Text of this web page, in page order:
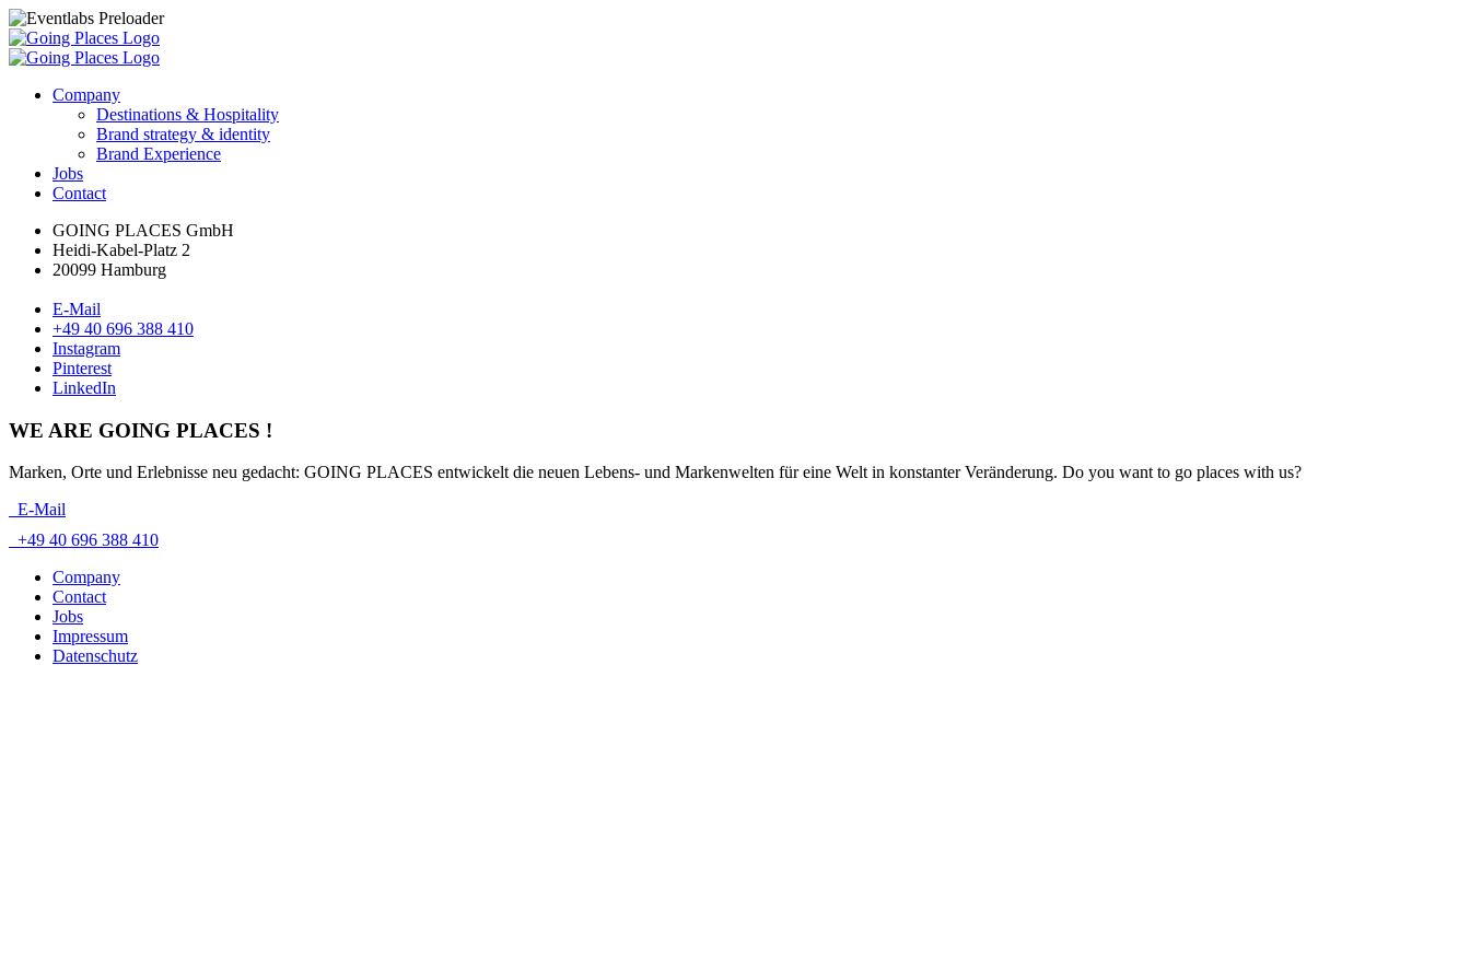
Company
Destinations & Hospitality
Brand strategy & identity
Brand Experience
Jobs
Contact
GOING PLACES GmbH
Heidi-Kabel-Platz 2
20099 Hamburg
E-Mail
+49 40 696 388 410
Instagram
Pinterest
LinkedIn
WE ARE GOING PLACES !
Marken, Orte und Erlebnisse neu gedacht: GOING PLACES entwickelt die neuen Lebens- und Markenwelten für eine Welt in konstanter Veränderung. Do you want to go places with us?
E-Mail
+49 40 696 388 410
Company
Contact
Jobs
Impressum
Datenschutz